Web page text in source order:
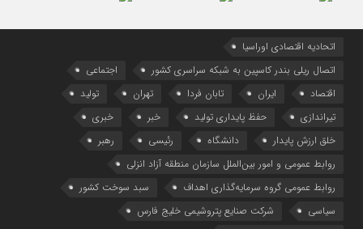
اتحادیه اقتصادی اوراسیا
اتصال ریلی بندر کاسپین به شبکه سراسری کشور
اجتماعی
اقتصاد
ایران تابان فردا تهران
تولید
تیراندازی
حفظ پایداری تولید خبر
خبری
خلق ارزش پایدار
دانشگاه رئیسی
رهبر
روابط عمومی و امور بین‌الملل سازمان منطقه آزاد انزلی
روابط عمومی گروه سرمایه‌گذاری اهداف
سبد سوخت کشور
سیاسی
شرکت صنایع پتروشیمی خلیج فارس